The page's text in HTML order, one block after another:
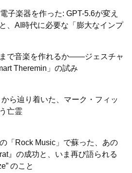
子楽器を作った: GPT-5.6が変え
、AI時代に必要な「膨大なインプ
で音楽を作れるか——ジェスチャ
Theremin」の試み
ら辿り着いた、マーク・フィッ
亡霊
「Rock Music」で蘇った、あの
』の成功と、いま再び語られる
のこと